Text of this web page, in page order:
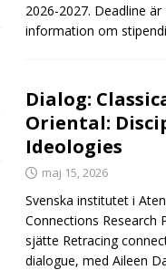
2026-2027. Deadline
information om
Dialog:
Oriental:
Ideologies
maj 15, 2026
Svenska institutet i
Connections Research
sjätte Retracing
dialogue, med Aileen